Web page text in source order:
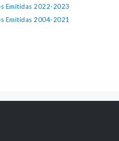
Emitidas 2022-2023
Emitidas 2004-2021